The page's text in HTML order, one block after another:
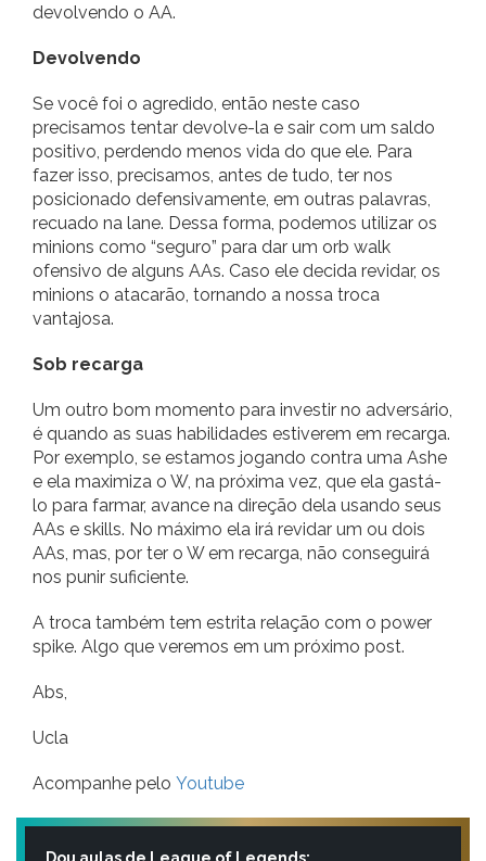
devolvendo o AA.
Devolvendo
Se você foi o agredido, então neste caso
precisamos tentar devolve-la e sair com um saldo
positivo, perdendo menos vida do que ele. Para
fazer isso, precisamos, antes de tudo, ter nos
posicionado defensivamente, em outras palavras,
recuado na lane. Dessa forma, podemos utilizar os
minions como “seguro” para dar um orb walk
ofensivo de alguns AAs. Caso ele decida revidar, os
minions o atacarão, tornando a nossa troca
vantajosa.
Sob recarga
Um outro bom momento para investir no adversário,
é quando as suas habilidades estiverem em recarga.
Por exemplo, se estamos jogando contra uma Ashe
e ela maximiza o W, na próxima vez, que ela gastá-
lo para farmar, avance na direção dela usando seus
AAs e skills. No máximo ela irá revidar um ou dois
AAs, mas, por ter o W em recarga, não conseguirá
nos punir suficiente.
A troca também tem estrita relação com o power
spike. Algo que veremos em um próximo post.
Abs,
Ucla
Acompanhe pelo Youtube